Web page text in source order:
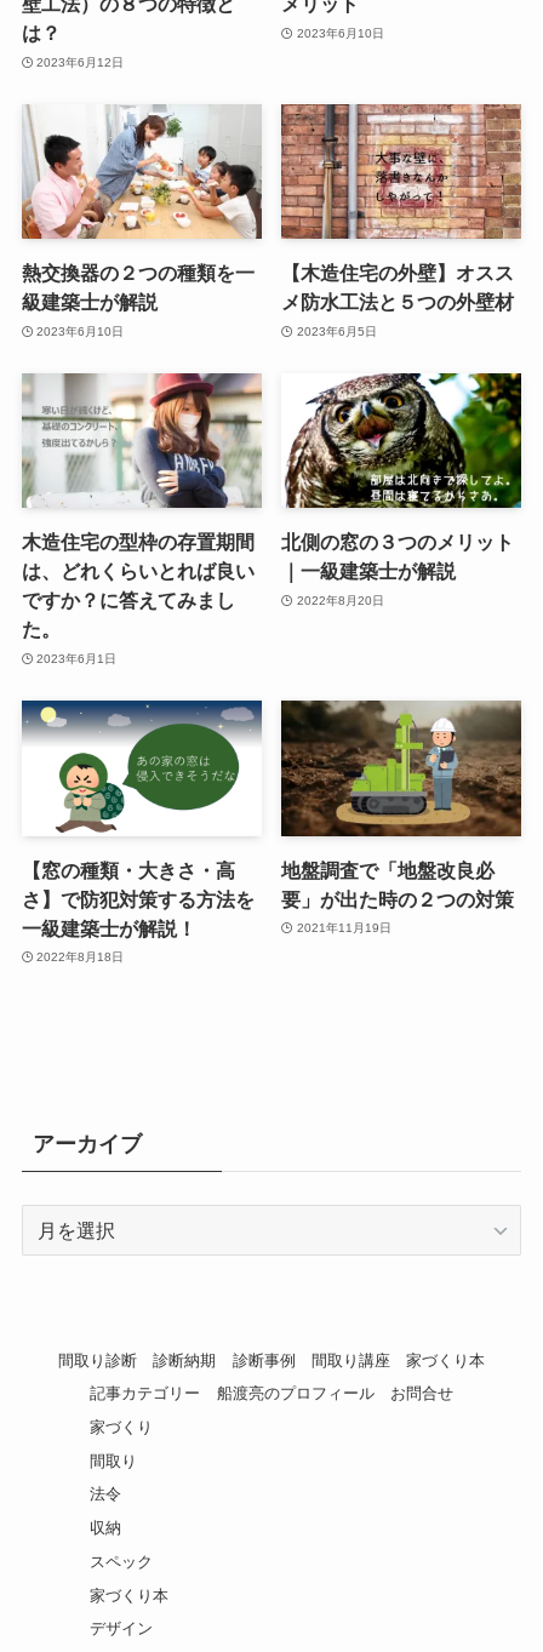
は？
2023年6月12日
2023年6月10日
熱交換器の２つの種類を一
級建築士が解説
2023年6月10日
【木造住宅の外壁】オスス
メ防水工法と５つの外壁材
2023年6月5日
木造住宅の型枠の存置期間
は、どれくらいとれば良い
ですか？に答えてみまし
た。
2023年6月1日
北側の窓の３つのメリット
｜一級建築士が解説
2022年8月20日
【窓の種類・大きさ・高
さ】で防犯対策する方法を
一級建築士が解説！
2022年8月18日
地盤調査で「地盤改良必
要」が出た時の２つの対策
2021年11月19日
アーカイブ
間取り診断 診断納期 診断事例 間取り講座
家づくり本
記事カテゴリー
家づくり
間取り
法令
収納
スペック
家づくり本
デザイン
船渡亮のプロフィール お問合せ